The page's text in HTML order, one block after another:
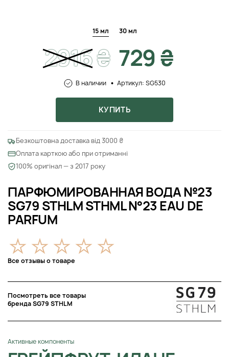
ПАРФЮМИРОВАННАЯ ВОДА №23
SG79 STHLM STHML N°23 EAU DE
PARFUM
Все отзывы о товаре
Посмотреть все товары
бренда SG79 STHLM
Активные компоненты
15 мл 30 мл
2916₴ 729 ₴
В наличии Артикул: SG530
КУПИТЬ
Безкоштовна доставка від 3000 ₴
Оплата карткою або при отриманні
100% оригінал — з 2017 року